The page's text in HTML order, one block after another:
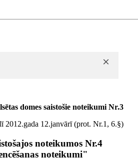
domes saistošie noteikumi Nr.3
2012.gada 12.janvārī (prot. Nr.1, 6.§)
noteikumos Nr.4
noteikumi"